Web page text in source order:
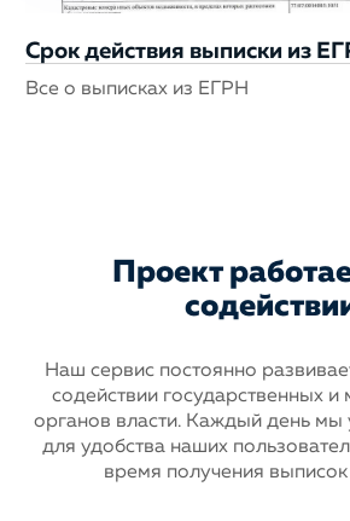
Срок действия выписки из
Все о выписках из ЕГРН
Проект
Наш сервис постоянно
содействии государственныхи
органов власти. Каждый день мы
для удобства наших
время получения выписок